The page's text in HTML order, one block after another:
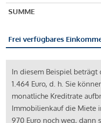
SUMME
Frei verfügbares
In diesem Beispiel beträgt
1.464 Euro, d. h. Sie
monatliche Kreditrate
Immobilienkauf die Miete
970 Euro noch weg, dann